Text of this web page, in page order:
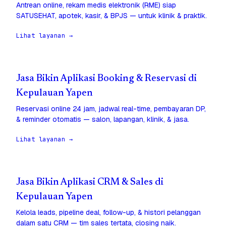
Antrean online, rekam medis elektronik (RME) siap
SATUSEHAT, apotek, kasir, & BPJS — untuk klinik & praktik.
Lihat layanan →
Jasa Bikin Aplikasi Booking & Reservasi di
Kepulauan Yapen
Reservasi online 24 jam, jadwal real-time, pembayaran DP,
& reminder otomatis — salon, lapangan, klinik, & jasa.
Lihat layanan →
Jasa Bikin Aplikasi CRM & Sales di
Kepulauan Yapen
Kelola leads, pipeline deal, follow-up, & histori pelanggan
dalam satu CRM — tim sales tertata, closing naik.